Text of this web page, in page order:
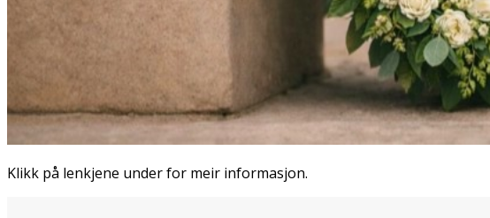
Klikk på lenkjene under for meir informasjon.